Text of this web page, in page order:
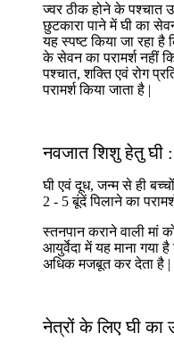
ज्वर ठीक होने के पश्चात
छुटकारा पाने में घी का
यह स्पष्ट किया जा रहा
के सेवन का परामर्श नहीं
पश्चात, शक्ति एवं रोग
परामर्श किया जाता है |
नवजात शिशु हेतु घी :
घी एवं दूध, जन्म से ही
2 - 5 बूंदें पिलाने का
स्तनपान कराने वाली मां
आयुर्वेदा में यह माना गया
अधिक मजबूत कर देता है |
नेत्रों के लिए घी का